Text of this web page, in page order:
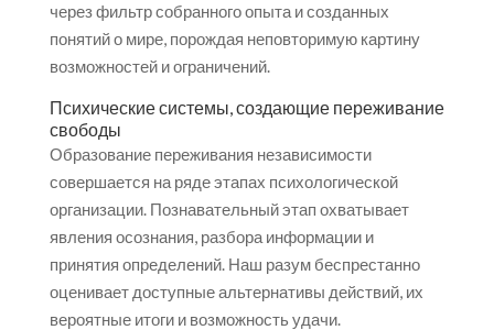
через фильтр собранного опыта и созданных
понятий о мире, порождая неповторимую картину
возможностей и ограничений.
Психические системы, создающие переживание
свободы
Образование переживания независимости
совершается на ряде этапах психологической
организации. Познавательный этап охватывает
явления осознания, разбора информации и
принятия определений. Наш разум беспрестанно
оценивает доступные альтернативы действий, их
вероятные итоги и возможность удачи.